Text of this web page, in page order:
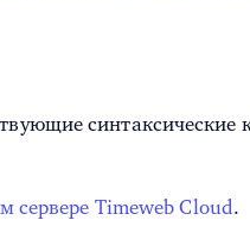
синтаксические
сервере Timeweb Cloud.